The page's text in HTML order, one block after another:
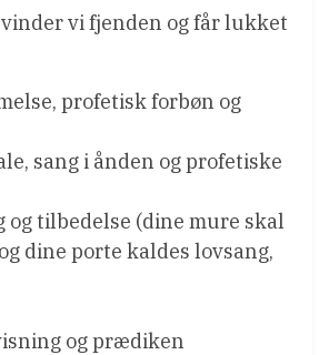
vi fjenden og får lukket
profetisk forbøn og
sang i ånden og profetiske
og tilbedelse (dine mure skal
dine porte kaldes lovsang,
og prædiken